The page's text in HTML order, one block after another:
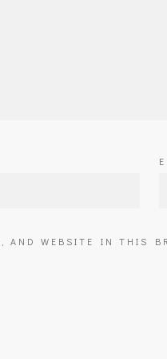
AND WEBSITE IN THIS